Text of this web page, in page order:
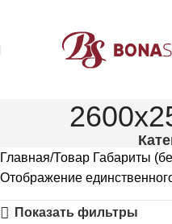
Главная Товар Габариты
Отображение
Показать фильтры